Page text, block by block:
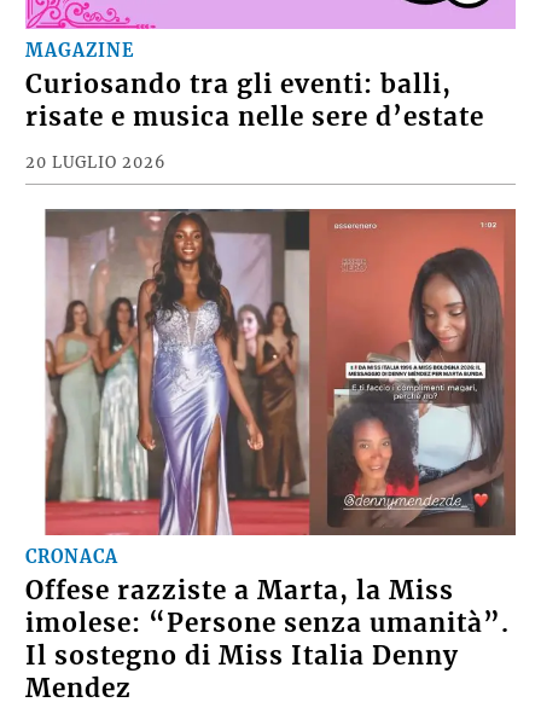
MAGAZINE
Curiosando tra gli eventi: balli,
risate e musica nelle sere d’estate
20 LUGLIO 2026
CRONACA
Offese razziste a Marta, la Miss
imolese: “Persone senza umanità”.
Il sostegno di Miss Italia Denny
Mendez